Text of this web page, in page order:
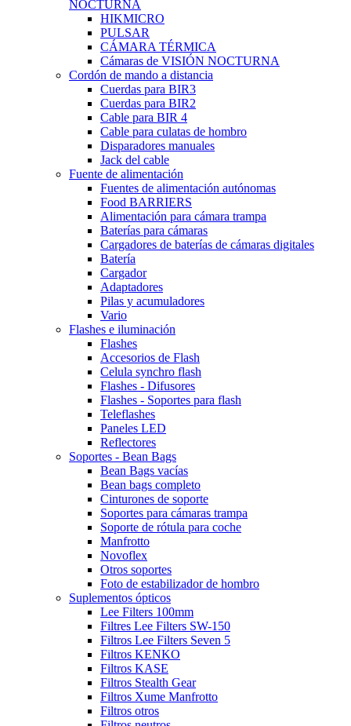
NOCTURNA
HIKMICRO
PULSAR
CÁMARA TÉRMICA
Cámaras de VISIÓN NOCTURNA
Cordón de mando a distancia
Cuerdas para BIR3
Cuerdas para BIR2
Cable para BIR 4
Cable para culatas de hombro
Disparadores manuales
Jack del cable
Fuente de alimentación
Fuentes de alimentación autónomas
Food BARRIERS
Alimentación para cámara trampa
Baterías para cámaras
Cargadores de baterías de cámaras digitales
Batería
Cargador
Adaptadores
Pilas y acumuladores
Vario
Flashes e iluminación
Flashes
Accesorios de Flash
Celula synchro flash
Flashes - Difusores
Flashes - Soportes para flash
Teleflashes
Paneles LED
Reflectores
Soportes - Bean Bags
Bean Bags vacías
Bean bags completo
Cinturones de soporte
Soportes para cámaras trampa
Soporte de rótula para coche
Manfrotto
Novoflex
Otros soportes
Foto de estabilizador de hombro
Suplementos ópticos
Lee Filters 100mm
Filtres Lee Filters SW-150
Filtros Lee Filters Seven 5
Filtros KENKO
Filtros KASE
Filtros Stealth Gear
Filtros Xume Manfrotto
Filtros otros